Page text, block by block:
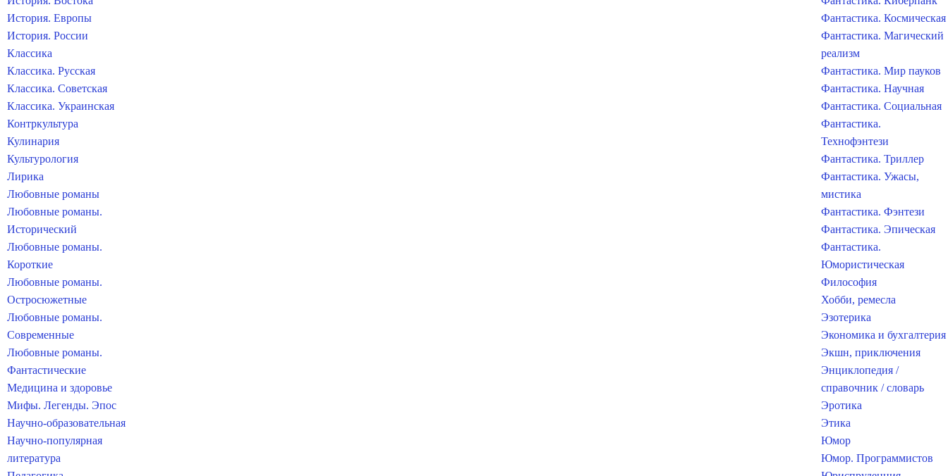
История. Европы
История. России
Классика
Классика. Русская
Классика. Советская
Классика. Украинская
Контркультура
Кулинария
Культурология
Лирика
Любовные романы
Любовные романы.
Исторический
Любовные романы.
Короткие
Любовные романы.
Остросюжетные
Любовные романы.
Современные
Любовные романы.
Фантастические
Медицина и здоровье
Мифы. Легенды. Эпос
Научно-образовательная
Научно-популярная
литература
Фантастика. Космическая
Фантастика. Магический
реализм
Фантастика. Мир пауков
Фантастика. Научная
Фантастика. Социальная
Фантастика.
Технофэнтези
Фантастика. Триллер
Фантастика. Ужасы,
мистика
Фантастика. Фэнтези
Фантастика. Эпическая
Фантастика.
Юмористическая
Философия
Хобби, ремесла
Эзотерика
Экономика и бухгалтерия
Экшн, приключения
Энциклопедия /
справочник / словарь
Эротика
Этика
Юмор
Юмор. Программистов